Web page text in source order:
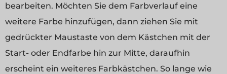
bearbeiten. Möchten Sie dem Farbverlauf eine
weitere Farbe hinzufügen, dann ziehen Sie mit
gedrückter Maustaste von dem Kästchen mit der
Start- oder Endfarbe hin zur Mitte, daraufhin
erscheint ein weiteres Farbkästchen. So lange wie